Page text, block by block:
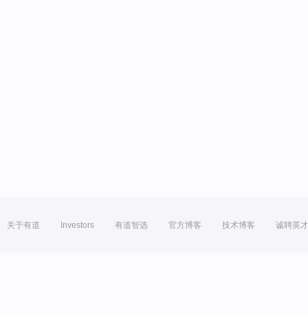
关于有道 Investors 有道智选 官方博客 技术博客 诚聘英才